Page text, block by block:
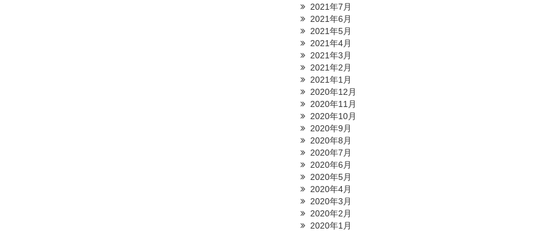
2021年7月
2021年6月
2021年5月
2021年4月
2021年3月
2021年2月
2021年1月
2020年12月
2020年11月
2020年10月
2020年9月
2020年8月
2020年7月
2020年6月
2020年5月
2020年4月
2020年3月
2020年2月
2020年1月